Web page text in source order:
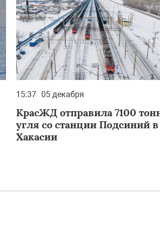
15:37 05 декабря
КрасЖД отправила 7100
угля со станции Подсиний в
Хакасии